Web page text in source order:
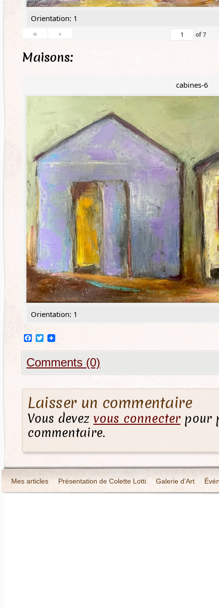
Orientation: 1
«
‹ of7
Maisons:
cabines-6
Orientation: 1
Facebook
Twitter
Comments (0)
Laisser un commentaire
Vous devez vous connecterpour
commentaire.
Mes articles Présentation de Colette Lotti Galerie d’Art